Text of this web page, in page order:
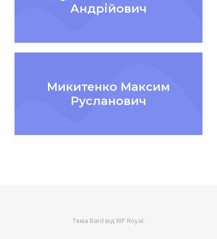
Андрійович
Микитенко Максим
Русланович
Тема Bard відWP Royal.